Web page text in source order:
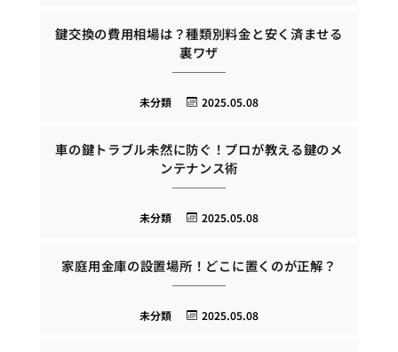
鍵交換の費用相場は？種類別料金と安く済ませる
裏ワザ
2025.05.08
未分類
車の鍵トラブル未然に防ぐ！プロが教える鍵のメ
ンテナンス術
2025.05.08
未分類
家庭用金庫の設置場所！どこに置くのが正解？
2025.05.08
未分類